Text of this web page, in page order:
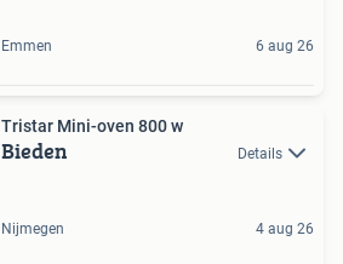
Emmen 6 aug 26
Tristar Mini-oven 800 w
Bieden Details
Nijmegen 4 aug 26